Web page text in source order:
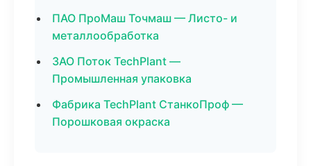
ПАО ПроМаш Точмаш — Листо- и
металлообработка
ЗАО Поток TechPlant —
Промышленная упаковка
Фабрика TechPlant СтанкоПроф —
Порошковая окраска